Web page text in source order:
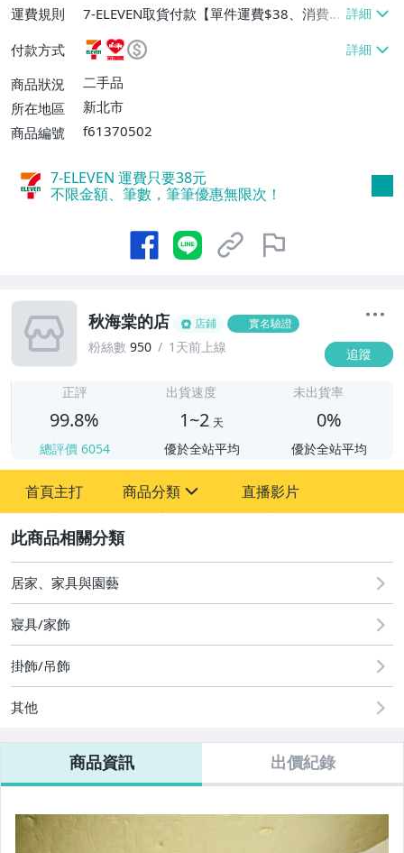
運費規則
7-ELEVEN取貨付款【單件運費$38、消費滿
$2000免運費】、萊爾富取貨付款【單件運
費$60、消費滿$2000免運費】、面交/自
取/不寄送【免運費】、郵局掛號【單件運
費$80、消費滿$2000免運費】
付款方式
商品狀況
二手品
所在地區
新北市
商品編號
f61370502
7-ELEVEN 運費只要38元
不限金額、筆數，筆筆優惠無限次！
秋海棠的店 店鋪 實名驗證
粉絲數 950 1天前上線 追蹤
正評
99.8%
總評價 6054
出貨速度
1~2 天
優於全站平均
未出貨率
0%
優於全站平均
首頁主打 商品分類
其它
直播影片
居家、家具與園藝
寢具/家飾
掛飾/吊飾
其他
商品資訊 出價紀錄